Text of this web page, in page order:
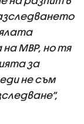
МВР, но тя
за
не съм